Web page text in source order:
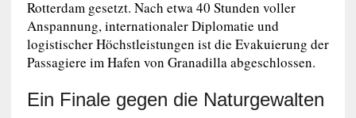
Rotterdam gesetzt. Nach etwa 40 Stunden voller
Anspannung, internationaler Diplomatie und
logistischer Höchstleistungen ist die Evakuierung der
Passagiere im Hafen von Granadilla abgeschlossen.
Ein Finale gegen die Naturgewalten